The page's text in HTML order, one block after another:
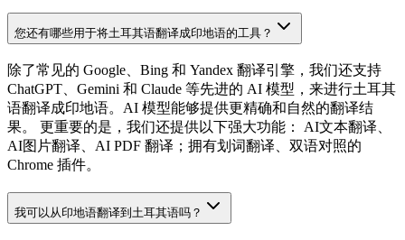
您还有哪些用于将土耳其语翻译成印地语的工具？
除了常见的 Google、Bing 和 Yandex 翻译引擎，我们还支持
ChatGPT、Gemini 和 Claude 等先进的 AI 模型，来进行土耳其
语翻译成印地语。AI 模型能够提供更精确和自然的翻译结
果。 更重要的是，我们还提供以下强大功能： AI文本翻译、
AI图片翻译、AI PDF 翻译；拥有划词翻译、双语对照的
Chrome 插件。
我可以从印地语翻译到土耳其语吗？